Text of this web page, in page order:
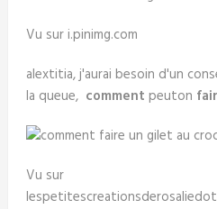
Vu sur i.pinimg.com
alextitia, j'aurai besoin d'un
la queue, comment peuton
Vu sur